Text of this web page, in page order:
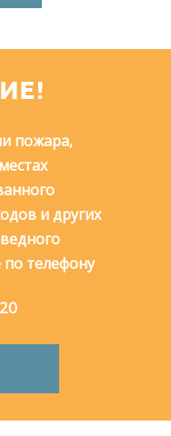
пожара,
и других
телефону